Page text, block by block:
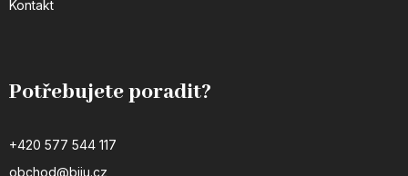
Kontakt
Potřebujete poradit?
+420 577 544 117
obchod@biju.cz